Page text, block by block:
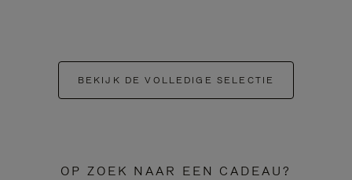
BEKIJK DE VOLLEDIGE SELECTIE
OP ZOEK NAAR EEN CADEAU?